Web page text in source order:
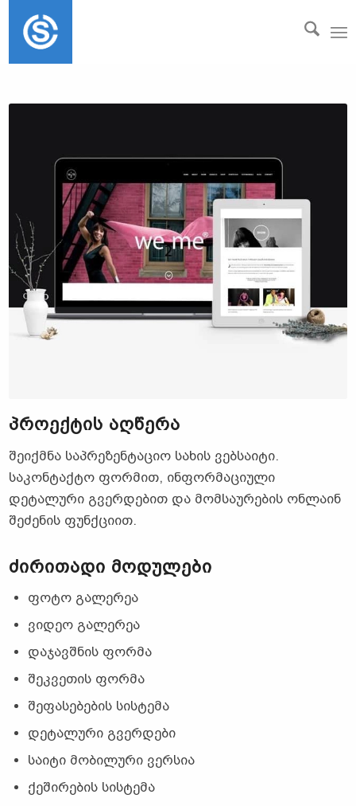
ᲞᲠᲝᲔᲥᲢᲘᲡ ᲐᲦᲬᲔᲠᲐ
შეიქმნა საპრეზენტაციო სახის ვებსაიტი.
საკონტაქტო ფორმით, ინფორმაციული
დეტალური გვერდებით და მომსაურების ონლაინ
შეძენის ფუნქციით.
ᲫᲘᲠᲘᲗᲐᲓᲘ ᲛᲝᲓᲣᲚᲔᲑᲘ
ფოტო გალერეა
ვიდეო გალერეა
დაჯავშნის ფორმა
შეკვეთის ფორმა
შეფასებების სისტემა
დეტალური გვერდები
საიტი მობილური ვერსია
ქეშირების სისტემა